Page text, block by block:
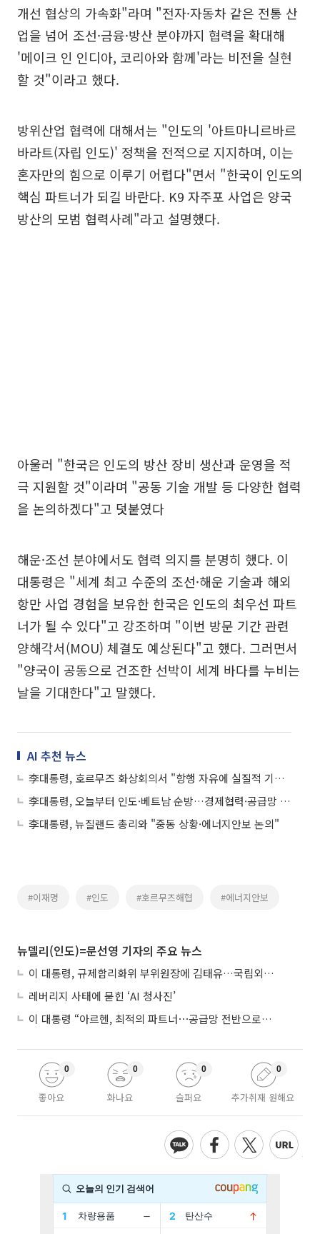
개선 협상의 가속화"라며 "전자·자동차 같은 전통 산
업을 넘어 조선·금융·방산 분야까지 협력을 확대해
'메이크 인 인디아, 코리아와 함께'라는 비전을 실현
할 것"이라고 했다.
방위산업 협력에 대해서는 "인도의 '아트마니르바르
바라트(자립 인도)' 정책을 전적으로 지지하며, 이는
혼자만의 힘으로 이루기 어렵다"면서 "한국이 인도의
핵심 파트너가 되길 바란다. K9 자주포 사업은 양국
방산의 모범 협력사례"라고 설명했다.
아울러 "한국은 인도의 방산 장비 생산과 운영을 적
극 지원할 것"이라며 "공동 기술 개발 등 다양한 협력
을 논의하겠다"고 덧붙였다
해운·조선 분야에서도 협력 의지를 분명히 했다. 이
대통령은 "세계 최고 수준의 조선·해운 기술과 해외
항만 사업 경험을 보유한 한국은 인도의 최우선 파트
너가 될 수 있다"고 강조하며 "이번 방문 기간 관련
양해각서(MOU) 체결도 예상된다"고 했다. 그러면서
"양국이 공동으로 건조한 선박이 세계 바다를 누비는
날을 기대한다"고 말했다.
AI 추천 뉴스
李대통령, 호르무즈 화상회의서 "항행 자유에 실질적 기여할 것"
李대통령, 오늘부터 인도·베트남 순방…경제협력·공급망 공조 강화
李대통령, 뉴질랜드 총리와 "중동 상황·에너지안보 논의"
#이재명 #인도 #호르무즈해협 #에너지안보
뉴델리(인도)=문선영 기자의 주요 뉴스
이 대통령, 규제합리화위 부위원장에 김태유…국립외교원장 김흥규
레버리지 사태에 묻힌 ‘AI 청사진’
이 대통령 “아르헨, 최적의 파트너⋯공급망 전반으로 확대”
좋아요
0
화나요
0
슬퍼요
0
추가취재 원해요
0